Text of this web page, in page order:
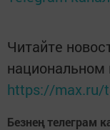
Читайте
https://max.ru/
Безнең телеграм